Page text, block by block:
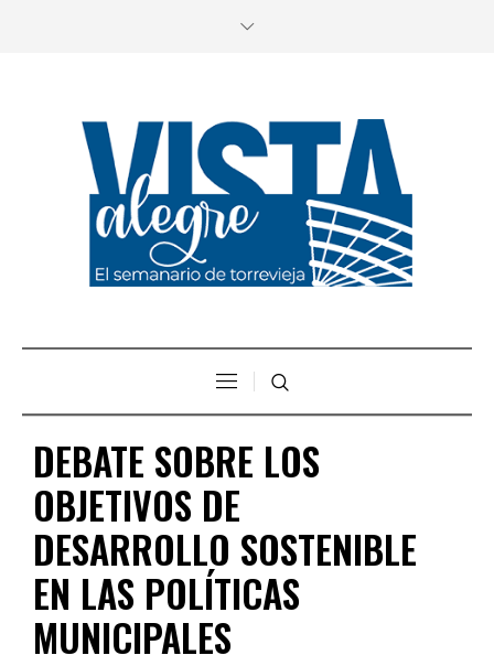
DEBATE SOBRE LOS
OBJETIVOS DE
DESARROLLO SOSTENIBLE
EN LAS POLÍTICAS
MUNICIPALES